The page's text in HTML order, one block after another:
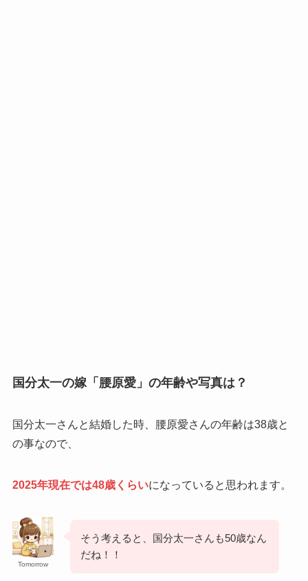
国分太一の嫁「腰原愛」の年齢や写真は？
国分太一さんと結婚した時、腰原愛さんの年齢は38歳と
の事なので、
2025年現在では48歳くらいになっていると思われます。
Tomorrow
そう考えると、国分太一さんも50歳なん
だね！！